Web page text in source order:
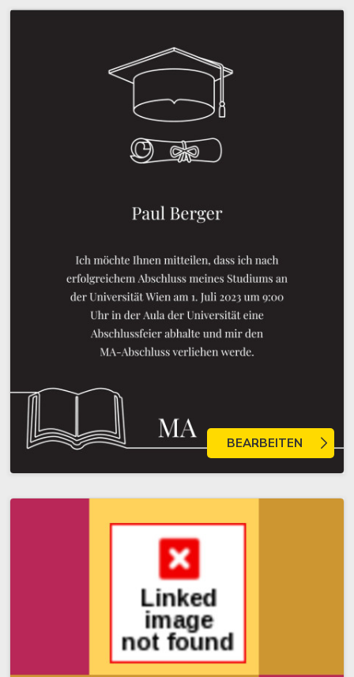
BEARBEITEN